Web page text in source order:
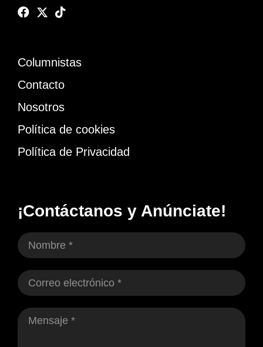
Columnistas
Contacto
Nosotros
Política de cookies
Política de Privacidad
¡Contáctanos y Anúnciate!